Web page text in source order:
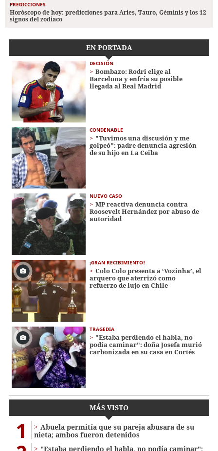
PREDICCIONES
Horóscopo de hoy: predicciones para Aries, Tauro, Géminis y los 12
signos del zodiaco
EN PORTADA
DECISIÓN
Bombazo: Rodri elige al
Barcelona y enfría su posible
llegada al Real Madrid
CONDENABLE
"Tuvimos una discusión y me
golpeó": padre denuncia agresión
de su hijo en La Ceiba
NUEVO CASO
MP reactiva denuncia contra
Roosevelt Hernández por abuso de
autoridad
¡GRAN RECIBIMIENTO!
Colo Colo presenta a ‘Vozinha’, el
arquero que aterrizó como
refuerzo de lujo en Chile
TRAGEDIA
"Estaba perdiendo el habla, no
podía caminar": doña Josefa murió
carbonizada en su casa en Cortés
MÁS VISTO
1
Abuela permitía que su pareja abusara de su
nieta; ambos fueron detenidos
"Estaba perdiendo el habla, no podía caminar":